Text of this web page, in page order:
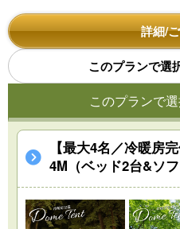
詳細/
このプランで選
このプランで
【最大4名／冷暖房
4M（ベッド2台&ソフ